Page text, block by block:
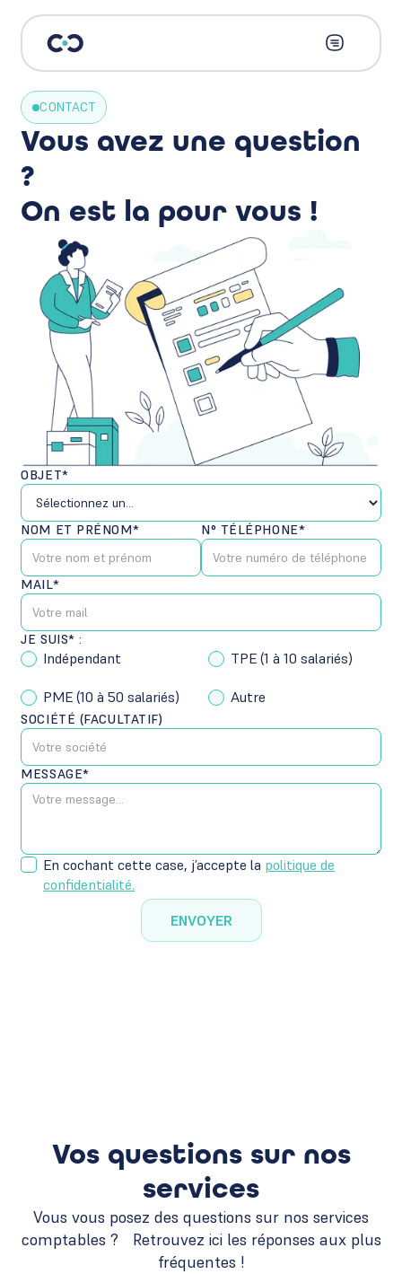
CONTACT
Vous avez une question
?
On est la pour vous !
OBJET*
NOM ET PRÉNOM* N° TÉLÉPHONE*
MAIL*
JE SUIS* :
Indépendant TPE (1 à 10 salariés)
PME (10 à 50 salariés) Autre
SOCIÉTÉ (FACULTATIF)
MESSAGE*
En cochant cette case, j’accepte la politique de
confidentialité.
Vos questions sur nos
services
Vous vous posez des questions sur nos services
comptables ? Retrouvez ici les réponses aux plus
fréquentes !